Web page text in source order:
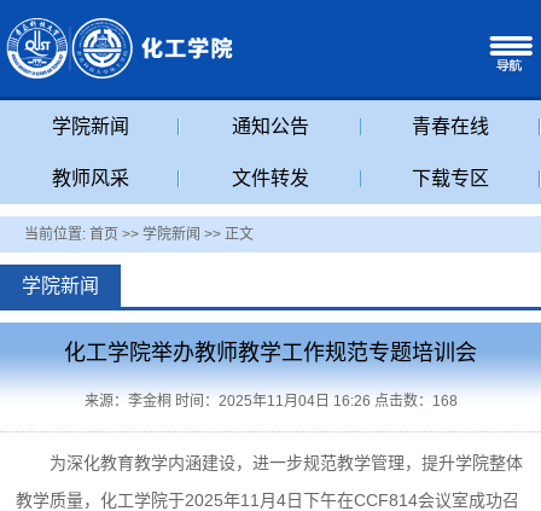
学院新闻 通知公告 青春在线
教师风采 文件转发 下载专区
当前位置: 首页 >> 学院新闻 >> 正文
学院新闻
化工学院举办教师教学工作规范专题培训会
来源：李金桐 时间：2025年11月04日 16:26 点击数： 168
为深化教育教学内涵建设，进一步规范教学管理，提升学院整体
教学质量，化工学院于2025年11月4日下午在CCF814会议室成功召